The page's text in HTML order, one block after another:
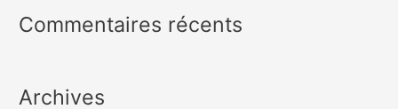
Commentaires récents
Archives